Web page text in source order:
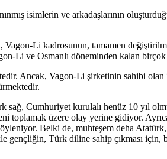
isimlerin ve arkadaşlarının
Li kadrosunun, tamamen
Li ve Osmanlı döneminden kalan
Ancak, Vagon-Li şirketinin sahibi
Cumhuriyet kurulalı henüz 10 yıl
toplamak üzere olay yerine gidiyor.
Belki de, muhteşem deha
gençliğin, Türk diline sahip çıkması